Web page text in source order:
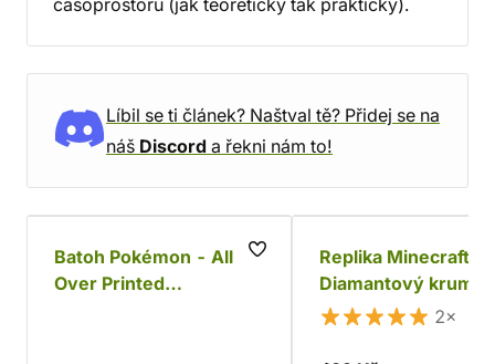
časoprostoru (jak teoreticky tak prakticky).
Líbil se ti článek? Naštval tě? Přidej se na
náš Discord a řekni nám to!
Batoh Pokémon - All
Over Printed
Replika Minecraft -
Diamantový
2×